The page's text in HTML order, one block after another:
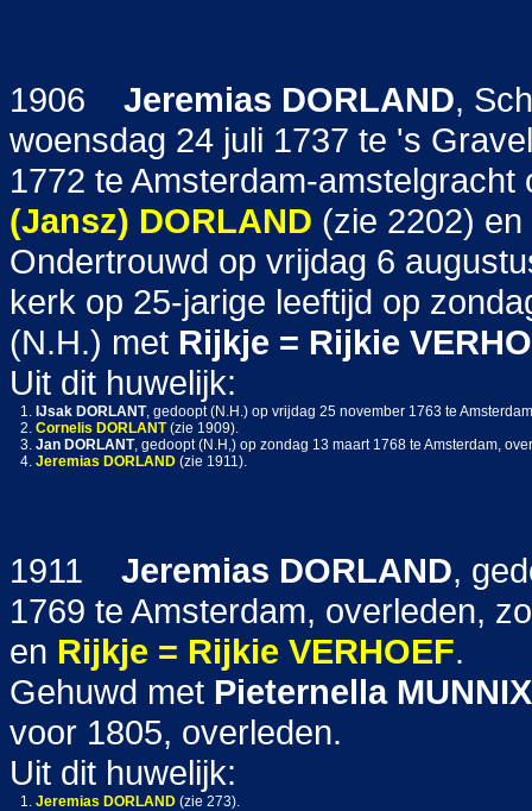
1906 Jeremias DORLAND,
woensdag 24 juli 1737 te 's
1772 te Amsterdam-
(Jansz) DORLAND (zie 2202) en
Ondertrouwd op vrijdag 6
kerk op 25-jarige leeftijd op
(N.H.) met Rijkje = Rijkie
Uit dit huwelijk:
1. IJsak DORLANT, gedoopt (N.H.) op vrijdag 25 november 1763 te
2. Cornelis DORLANT(zie 1909).
3. Jan DORLANT, gedoopt (N.H,) op zondag 13 maart 1768 te Amsterdam,
4. Jeremias DORLAND (zie 1911).
1911 Jeremias DORLAND,
1769 te Amsterdam, overleden,
en Rijkje = Rijkie VERHOEF.
Gehuwd met Pieternella
voor 1805, overleden.
Uit dit huwelijk:
1. Jeremias DORLAND (zie 273).